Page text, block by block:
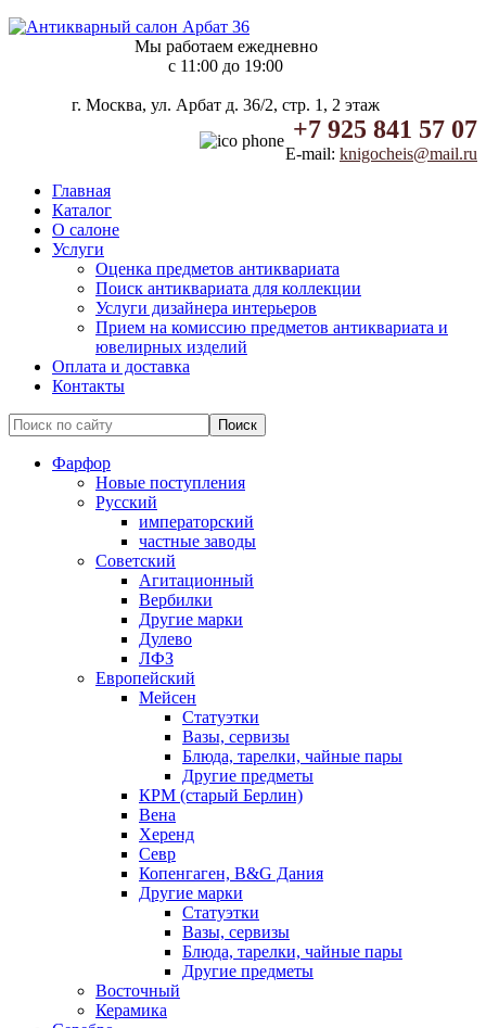
Мы работаем ежедневно
c 11:00 до 19:00
г. Москва, ул. Арбат д. 36/2, стр. 1, 2 этаж
+7 925 841 57 07
E-mail: knigocheis@mail.ru
Главная
Каталог
О салоне
Услуги
Оценка предметов антиквариата
Поиск антиквариата для коллекции
Услуги дизайнера интерьеров
Прием на комиссию предметов антиквариата и
ювелирных изделий
Оплата и доставка
Контакты
Фарфор
Новые поступления
Русский
императорский
частные заводы
Советский
Агитационный
Вербилки
Другие марки
Дулево
ЛФЗ
Европейский
Мейсен
Статуэтки
Вазы, сервизы
Блюда, тарелки, чайные пары
Другие предметы
КРМ (старый Берлин)
Вена
Херенд
Севр
Копенгаген, B&G Дания
Другие марки
Статуэтки
Вазы, сервизы
Блюда, тарелки, чайные пары
Другие предметы
Восточный
Керамика